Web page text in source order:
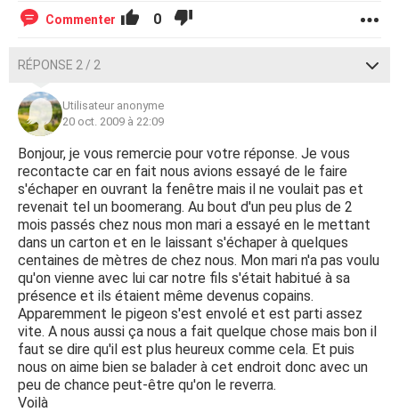
Commenter 0
RÉPONSE 2 / 2
Utilisateur anonyme
20 oct. 2009 à 22:09
Bonjour, je vous remercie pour votre réponse. Je vous
recontacte car en fait nous avions essayé de le faire
s'échaper en ouvrant la fenêtre mais il ne voulait pas et
revenait tel un boomerang. Au bout d'un peu plus de 2
mois passés chez nous mon mari a essayé en le mettant
dans un carton et en le laissant s'échaper à quelques
centaines de mètres de chez nous. Mon mari n'a pas voulu
qu'on vienne avec lui car notre fils s'était habitué à sa
présence et ils étaient même devenus copains.
Apparemment le pigeon s'est envolé et est parti assez
vite. A nous aussi ça nous a fait quelque chose mais bon il
faut se dire qu'il est plus heureux comme cela. Et puis
nous on aime bien se balader à cet endroit donc avec un
peu de chance peut-être qu'on le reverra.
Voilà